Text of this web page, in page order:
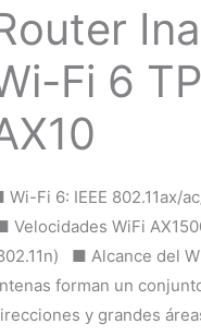
Fi 6
Wi-Fi 6: IEEE 802.11ax/
Velocidades WiFi
■ Alcance del
forman un
y grandes